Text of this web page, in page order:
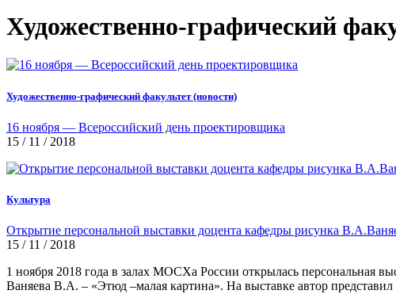
Художественно-графический
Художественно-графический факультет (новости)
16 ноября — Всероссийский день проектировщика
15 / 11 / 2018
Культура
Открытие персональной выставки доцента кафедры рисунка
15 / 11 / 2018
1 ноября 2018 года в залах МОСХа России открылась
Ваняева В.А. – «Этюд –малая картина». На выставке автор